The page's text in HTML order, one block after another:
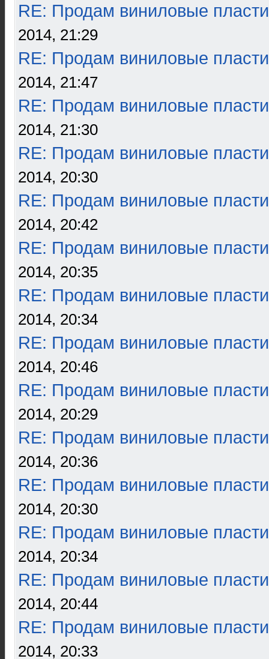
RE: Продам виниловые
2014, 21:29
RE: Продам виниловые
2014, 21:47
RE: Продам виниловые
2014, 21:30
RE: Продам виниловые
2014, 20:30
RE: Продам виниловые
2014, 20:42
RE: Продам виниловые
2014, 20:35
RE: Продам виниловые
2014, 20:34
RE: Продам виниловые
2014, 20:46
RE: Продам виниловые
2014, 20:29
RE: Продам виниловые
2014, 20:36
RE: Продам виниловые
2014, 20:30
RE: Продам виниловые
2014, 20:34
RE: Продам виниловые
2014, 20:44
RE: Продам виниловые
2014, 20:33